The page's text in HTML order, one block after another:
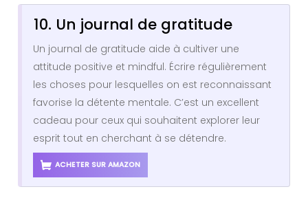
10. Un journal de gratitude
Un journal de gratitude aide à cultiver une
attitude positive et mindful. Écrire régulièrement
les choses pour lesquelles on est reconnaissant
favorise la détente mentale. C’est un excellent
cadeau pour ceux qui souhaitent explorer leur
esprit tout en cherchant à se détendre.
ACHETER SUR AMAZON